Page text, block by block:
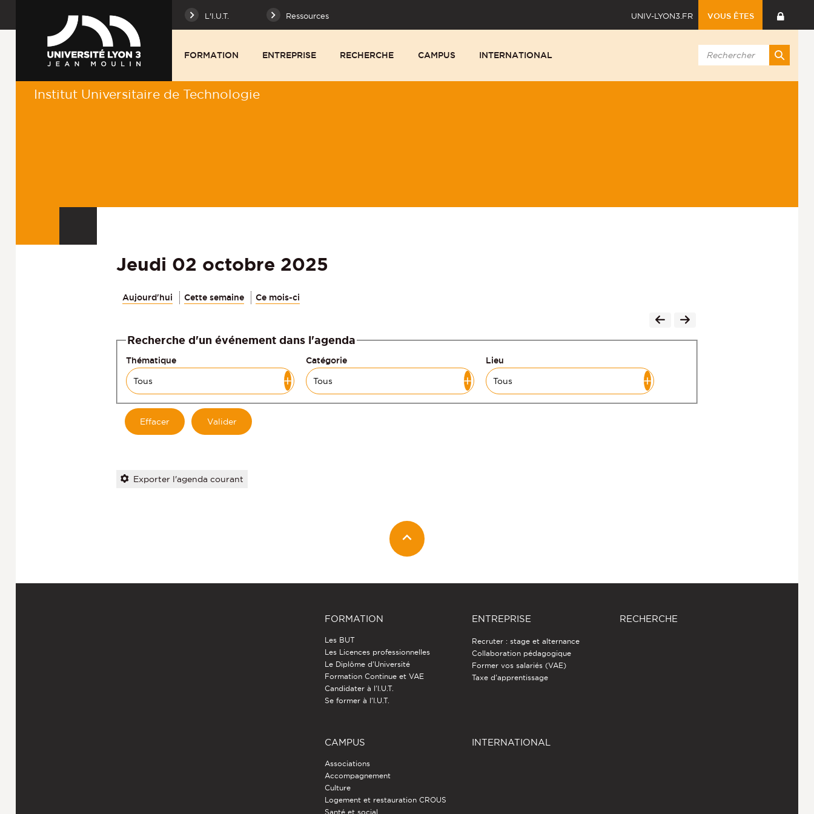
L'I.U.T. Ressources UNIV-LYON3.FR VOUS ÊTES
FORMATION ENTREPRISE RECHERCHE CAMPUS INTERNATIONAL
Institut Universitaire de Technologie
Jeudi 02 octobre 2025
Aujourd'hui Cette semaine Ce mois-ci
Recherche d'un événement dans l'agenda
Thématique Catégorie Lieu
Exporter l'agenda courant
FORMATION
Les BUT
Les Licences professionnelles
Le Diplôme d'Université
Formation Continue et VAE
Candidater à l'I.U.T.
Se former à l'I.U.T.
ENTREPRISE
Recruter : stage et alternance
Collaboration pédagogique
Former vos salariés (VAE)
Taxe d'apprentissage
RECHERCHE
CAMPUS
Associations
Accompagnement
Culture
Logement et restauration CROUS
Santé et social
INTERNATIONAL